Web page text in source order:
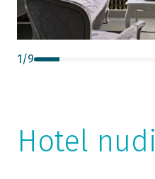
1 /9
Hotel nudi